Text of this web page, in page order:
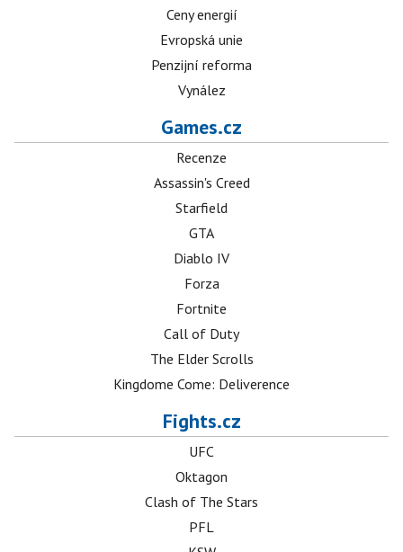
Ceny energií
Evropská unie
Penzijní reforma
Vynález
Games.cz
Recenze
Assassin's Creed
Starfield
GTA
Diablo IV
Forza
Fortnite
Call of Duty
The Elder Scrolls
Kingdome Come: Deliverence
Fights.cz
UFC
Oktagon
Clash of The Stars
PFL